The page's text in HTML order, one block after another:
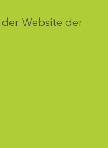
Website der
auswählen